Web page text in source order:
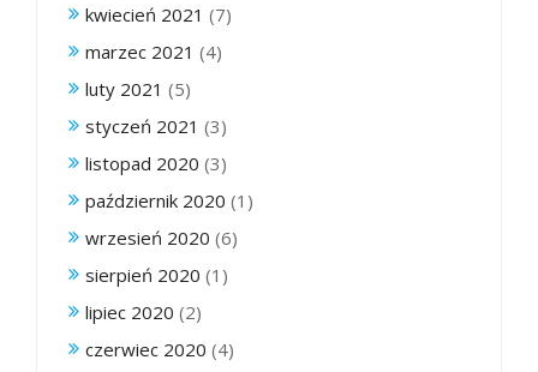
kwiecień 2021 (7)
marzec 2021 (4)
luty 2021 (5)
styczeń 2021 (3)
listopad 2020 (3)
październik 2020 (1)
wrzesień 2020 (6)
sierpień 2020 (1)
lipiec 2020 (2)
czerwiec 2020 (4)